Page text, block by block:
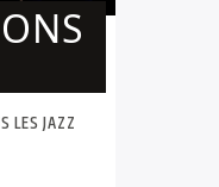
LES JAZZ